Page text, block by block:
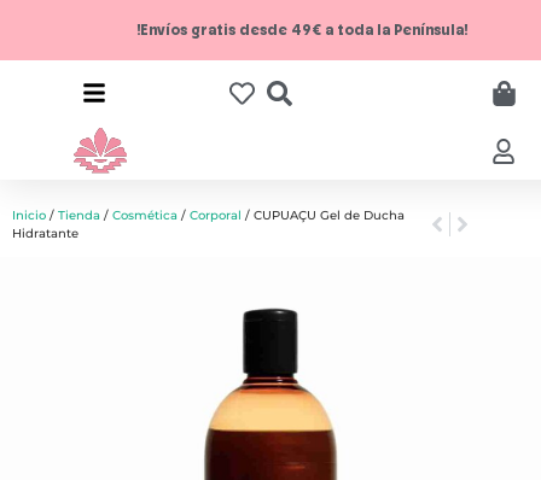
!Envíos gratis desde 49€ a toda la Península!
Inicio / Tienda / Cosmética / Corporal / CUPUAÇU Gel de Ducha
Hidratante